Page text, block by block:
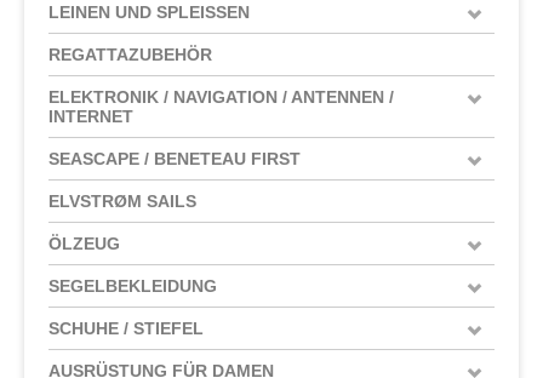
LEINEN UND SPLEISSEN
REGATTAZUBEHÖR
ELEKTRONIK / NAVIGATION / ANTENNEN /
INTERNET
SEASCAPE / BENETEAU FIRST
ELVSTRØM SAILS
ÖLZEUG
SEGELBEKLEIDUNG
SCHUHE / STIEFEL
AUSRÜSTUNG FÜR DAMEN